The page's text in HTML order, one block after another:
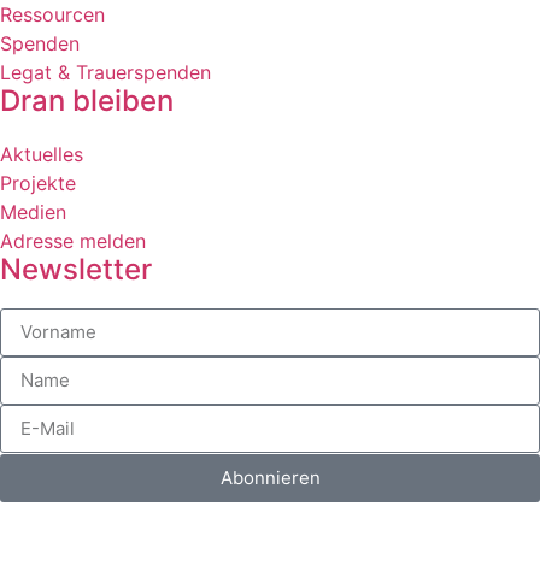
Ressourcen
Spenden
Legat & Trauerspenden
Dran bleiben
Aktuelles
Projekte
Medien
Adresse melden
Newsletter
Abonnieren